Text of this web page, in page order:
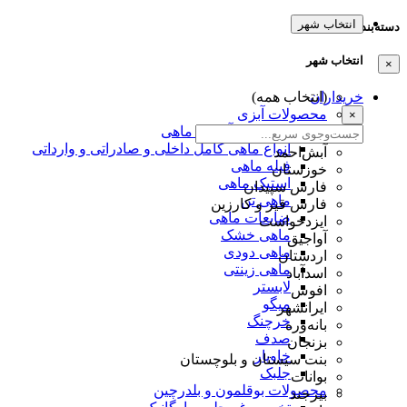
دسته‌بندی‌ها
×
خریداران
محصولات آبزی
تخم عمل آوردی ماهی
انواع ماهی کامل داخلی و صادراتی و وارداتی
فیله ماهی
استیک ماهی
ماهی تن
ضایعات ماهی
ماهی خشک
ماهی دودی
ماهی زینتی
لابستر
میگو
خرچنگ
صدف
خاویار
جلبک
محصولات بوقلمون و بلدرچین
انتخاب شهر
انتخاب شهر
(انتخاب همه)
×
آبش‌احمد
خوزستان
فارس سپیدان
فارس قیر و کارزین
ایزدخواست
آواجیق
اردستان
اسدآباد
افوس
ایرانشهر
بانه‌وره
بزنجان
بنت سیستان و بلوچستان
بوانات
بیرجند